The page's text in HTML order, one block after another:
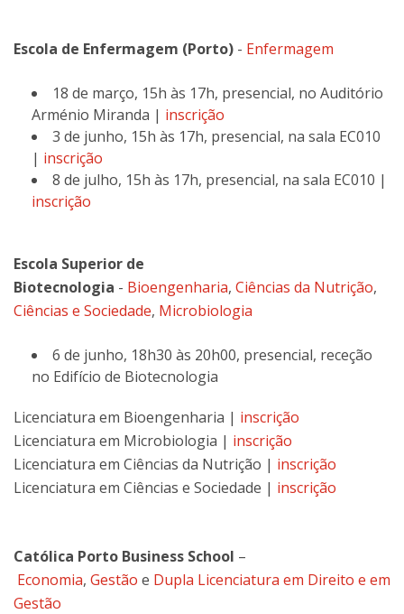
Escola de Enfermagem (Porto) - Enfermagem
18 de março, 15h às 17h, presencial, no Auditório
Arménio Miranda | inscrição
3 de junho, 15h às 17h, presencial, na sala EC010
| inscrição
8 de julho, 15h às 17h, presencial, na sala EC010 |
inscrição
Escola Superior de
Biotecnologia - Bioengenharia, Ciências da Nutrição,
Ciências e Sociedade, Microbiologia
6 de junho, 18h30 às 20h00, presencial, receção
no Edifício de Biotecnologia
Licenciatura em Bioengenharia | inscrição
Licenciatura em Microbiologia | inscrição
Licenciatura em Ciências da Nutrição | inscrição
Licenciatura em Ciências e Sociedade | inscrição
Católica Porto Business School –
Economia, Gestão e Dupla Licenciatura em Direito e em
Gestão